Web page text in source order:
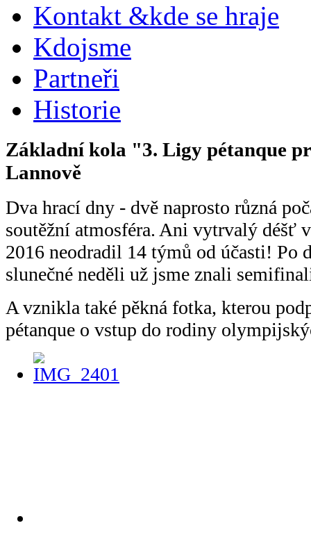
Kontakt &kde se hraje
Kdojsme
Partneři
Historie
Základní kola "3. Ligy pétanque
Lannově
Dva hrací dny - dvě naprosto různá
soutěžní atmosféra. Ani vytrvalý déšť
2016 neodradil 14 týmů od účasti! Po
slunečné neděli už jsme znali
A vznikla také pěkná fotka, kterou
pétanque o vstup do rodiny